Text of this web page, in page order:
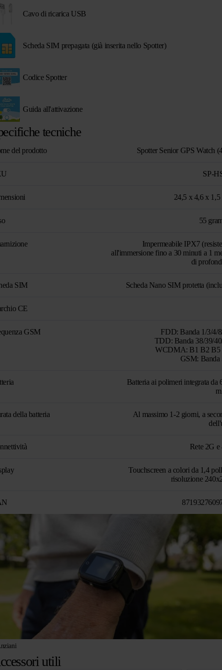
tecniche
del prodotto Spotter Senior GPS Watch
SP-
24,5 x 4,6 x 1,5
55
Impermeabile IPX7
all'immersione fino a 30 minuti a 1
di
SIM Scheda Nano SIM protetta
CE
GSM
FDD: Banda 1/3/4/
TDD: Banda 38/39/
WCDMA: B1 B2 B5
GSM: Banda
Batteria ai polimeri integrata da
della batteria
Al massimo 1-2 giorni, a
Rete 2G e
Touchscreen a colori da 1,4
risoluzione
Cavo di ricarica USB
Scheda SIM prepagata (già inserita nello Spotter)
Codice Spotter
Guida all'attivazione
utili